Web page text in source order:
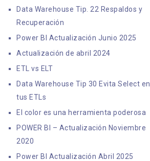
Data Warehouse Tip. 22 Respaldos y
Recuperación
Power BI Actualización Junio 2025
Actualización de abril 2024
ETL vs ELT
Data Warehouse Tip 30 Evita Select en
tus ETLs
El color es una herramienta poderosa
POWER BI – Actualización Noviembre
2020
Power BI Actualización Abril 2025